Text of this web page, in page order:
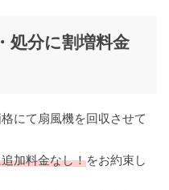
処分に割増料金
にて扇風機を回収させて
加料金なし！をお約束し